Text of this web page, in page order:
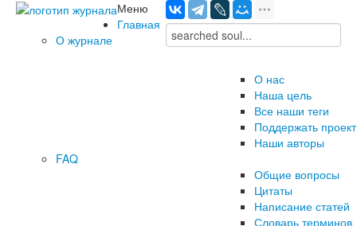
Меню
Главная
О журнале
О нас
Наша цель
Все наши теги
Поддержать проект
Наши авторы
FAQ
Общие вопросы
Цитаты
Написание статей
Словарь терминов